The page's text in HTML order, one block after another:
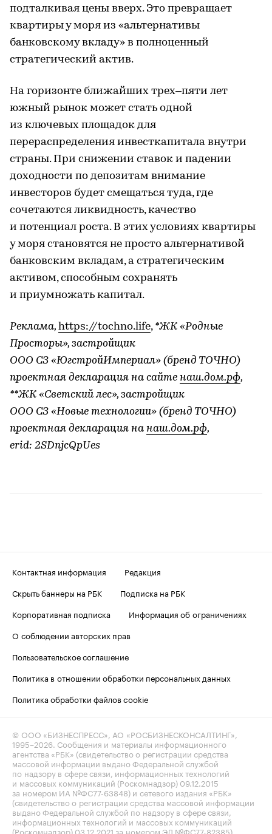
подталкивая цены вверх. Это превращает
квартиры у моря из «альтернативы
банковскому вкладу» в полноценный
стратегический актив.
На горизонте ближайших трех–пяти лет
южный рынок может стать одной
из ключевых площадок для
перераспределения инвесткапитала внутри
страны. При снижении ставок и падении
доходности по депозитам внимание
инвесторов будет смещаться туда, где
сочетаются ликвидность, качество
и потенциал роста. В этих условиях квартиры
у моря становятся не просто альтернативой
банковским вкладам, а стратегическим
активом, способным сохранять
и приумножать капитал.
Реклама, https://tochno.life, *ЖК «Родные
Просторы», застройщик
ООО СЗ «ЮгстройИмпериал» (бренд ТОЧНО)
проектная декларация на сайте наш.дом.рф,
**ЖК «Светский лес», застройщик
ООО СЗ «Новые технологии» (бренд ТОЧНО)
проектная декларация на наш.дом.рф,
erid: 2SDnjcQpUes
Контактная информация
Редакция
Скрыть баннеры на РБК
Подписка на РБК
Корпоративная подписка
Информация об ограничениях
О соблюдении авторских прав
Пользовательское соглашение
Политика в отношении обработки персональных данных
Политика обработки файлов cookie
© ООО «БИЗНЕСПРЕСС», АО «РОСБИЗНЕСКОНСАЛТИНГ»,
1995–2026. Сообщения и материалы информационного
агентства «РБК» (свидетельство о регистрации средства
массовой информации выдано Федеральной службой
по надзору в сфере связи, информационных технологий
и массовых коммуникаций (Роскомнадзор) 09.12.2015
за номером ИА №ФС77-63848) и сетевого издания «РБК»
(свидетельство о регистрации средства массовой информации
выдано Федеральной службой по надзору в сфере связи,
информационных технологий и массовых коммуникаций
(Роскомнадзор) 03.12.2021 за номером ЭЛ №ФС77-82385)